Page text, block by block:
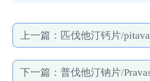
上一篇： 匹伐他汀钙片/
下一篇： 普伐他汀钠片/